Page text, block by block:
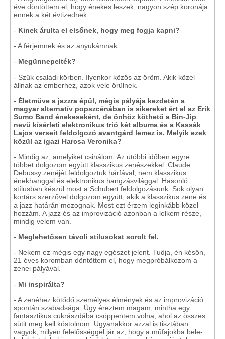
éve döntöttem el, hogy énekes leszek, nagyon szép koronája
ennek a két évtizednek.
- Kinek árulta el elsőnek, hogy meg fogja kapni?
- A férjemnek és az anyukámnak.
- Megünnepelték?
- Szűk családi körben. Ilyenkor közös az öröm. Akik közel
állnak az emberhez, azok vele örülnek.
- Életműve a jazzra épül, mégis pályája kezdetén a
magyar alternatív popszcénában is sikereket ért el az Erik
Sumo Band énekeseként, de önhöz köthető a Bin-Jip
nevű kísérleti elektronikus trió két albuma és a Kassák
Lajos verseit feldolgozó avantgárd lemez is. Melyik ezek
közül az igazi Harcsa Veronika?
- Mindig az, amelyiket csinálom. Az utóbbi időben egyre
többet dolgozom együtt klasszikus zenészekkel. Claude
Debussy zenéjét feldolgoztuk hárfával, nem klasszikus
énekhanggal és elektronikus hangzásvilággal. Hasonló
stílusban készül most a Schubert feldolgozásunk. Sok olyan
kortárs szerzővel dolgozom együtt, akik a klasszikus zene és
a jazz határán mozognak. Most ezt érzem leginkább közel
hozzám. A jazz és az improvizáció azonban a lelkem része,
mindig velem van.
- Meglehetősen távoli stílusokat sorolt fel.
- Nekem ez mégis egy nagy egészet jelent. Tudja, én későn,
21 éves koromban döntöttem el, hogy megpróbálkozom a
zenei pályával.
- Mi inspirálta?
- A zenéhez kötődő személyes élmények és az improvizáció
spontán szabadsága. Úgy éreztem magam, mintha egy
fantasztikus cukrászdába csöppentem volna, ahol az összes
sütit meg kell kóstolnom. Ugyanakkor azzal is tisztában
vagyok, milyen felelősséggel jár az, hogy a műfajokba bele-